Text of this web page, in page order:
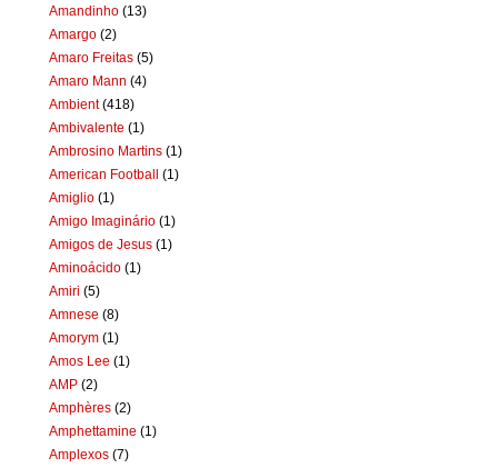
Amandinho (13)
Amargo (2)
Amaro Freitas (5)
Amaro Mann (4)
Ambient (418)
Ambivalente (1)
Ambrosino Martins (1)
American Football (1)
Amiglio (1)
Amigo Imaginário (1)
Amigos de Jesus (1)
Aminoácido (1)
Amiri (5)
Amnese (8)
Amorym (1)
Amos Lee (1)
AMP (2)
Amphères (2)
Amphettamine (1)
Amplexos (7)